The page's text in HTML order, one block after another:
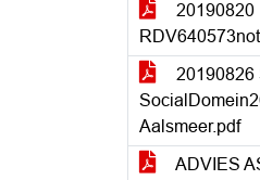
20190820
20190826
Aalsmeer.pdf
ADVIES